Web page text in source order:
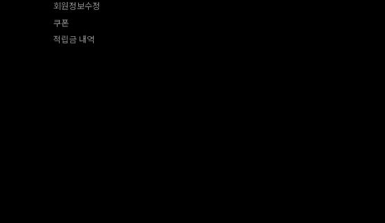
회원정보수정
쿠폰
적립금 내역